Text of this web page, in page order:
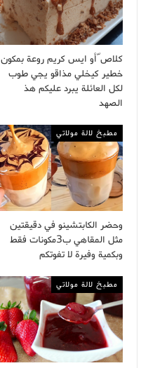
كلاص ّأو ايس كريم روعة بمكون
خطير كيخلي مذاقو يجي طوب
لكل العائلة يبرد عليكم هذ
الصهد
مطبخ لالة مولاتي
وحضر الكابتشينو في دقيقتين
مثل المقاهي ب3مكونات فقط
وبكمية وفيرة لا تفوتكم
مطبخ لالة مولاتي